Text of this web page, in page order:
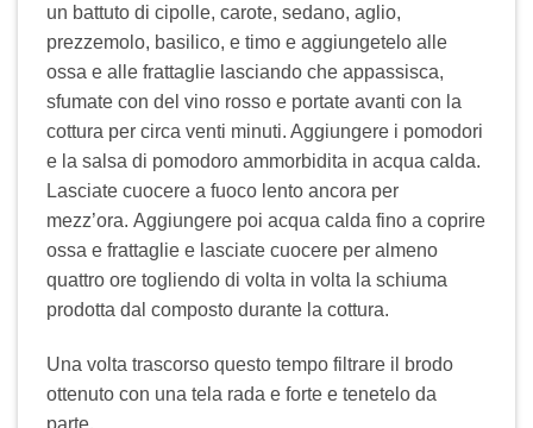
un battuto di cipolle, carote, sedano, aglio,
prezzemolo, basilico, e timo e aggiungetelo alle
ossa e alle frattaglie lasciando che appassisca,
sfumate con del vino rosso e portate avanti con la
cottura per circa venti minuti. Aggiungere i pomodori
e la salsa di pomodoro ammorbidita in acqua calda.
Lasciate cuocere a fuoco lento ancora per
mezz’ora. Aggiungere poi acqua calda fino a coprire
ossa e frattaglie e lasciate cuocere per almeno
quattro ore togliendo di volta in volta la schiuma
prodotta dal composto durante la cottura.
Una volta trascorso questo tempo filtrare il brodo
ottenuto con una tela rada e forte e tenetelo da
parte.